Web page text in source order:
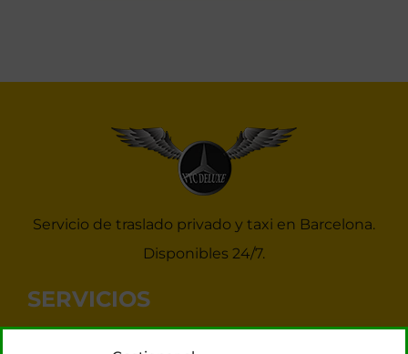
Servicio de traslado privado y taxi en Barcelona.
Disponibles 24/7.
SERVICIOS